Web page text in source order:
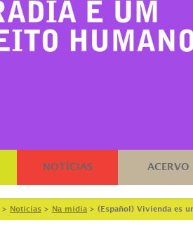
NOTÍCIAS ACERVO
> Notícias > Na mídia > (Español) Vivienda es